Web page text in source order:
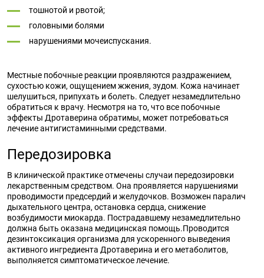
тошнотой и рвотой;
головными болями
нарушениями мочеиспускания.
Местные побочные реакции проявляются раздражением,
сухостью кожи, ощущением жжения, зудом. Кожа начинает
шелушиться, припухать и болеть. Следует незамедлительно
обратиться к врачу. Несмотря на то, что все побочные
эффекты Дротаверина обратимы, может потребоваться
лечение антигистаминными средствами.
Передозировка
В клинической практике отмечены случаи передозировки
лекарственным средством. Она проявляется нарушениями
проводимости предсердий и желудочков. Возможен паралич
дыхательного центра, остановка сердца, снижение
возбудимости миокарда. Пострадавшему незамедлительно
должна быть оказана медицинская помощь.Проводится
дезинтоксикация организма для ускоренного выведения
активного ингредиента Дротаверина и его метаболитов,
выполняется симптоматическое лечение.